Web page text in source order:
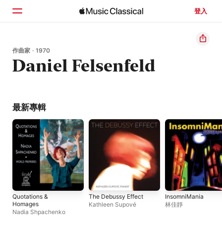
登入
首頁
瀏覽
作曲家 · 1970
Daniel Felsenfeld
最新專輯
Quotations &
Homages
Nadia Shpachenko
The Debussy Effect
Kathleen Supové
InsomniMania
林佳靜